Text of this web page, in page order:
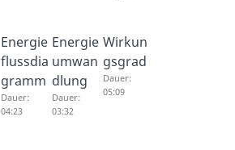
Energie
flussdia
gramm
Dauer:
04:23
Energie
umwan
dlung
Dauer:
03:32
Wirkun
gsgrad
Dauer:
05:09